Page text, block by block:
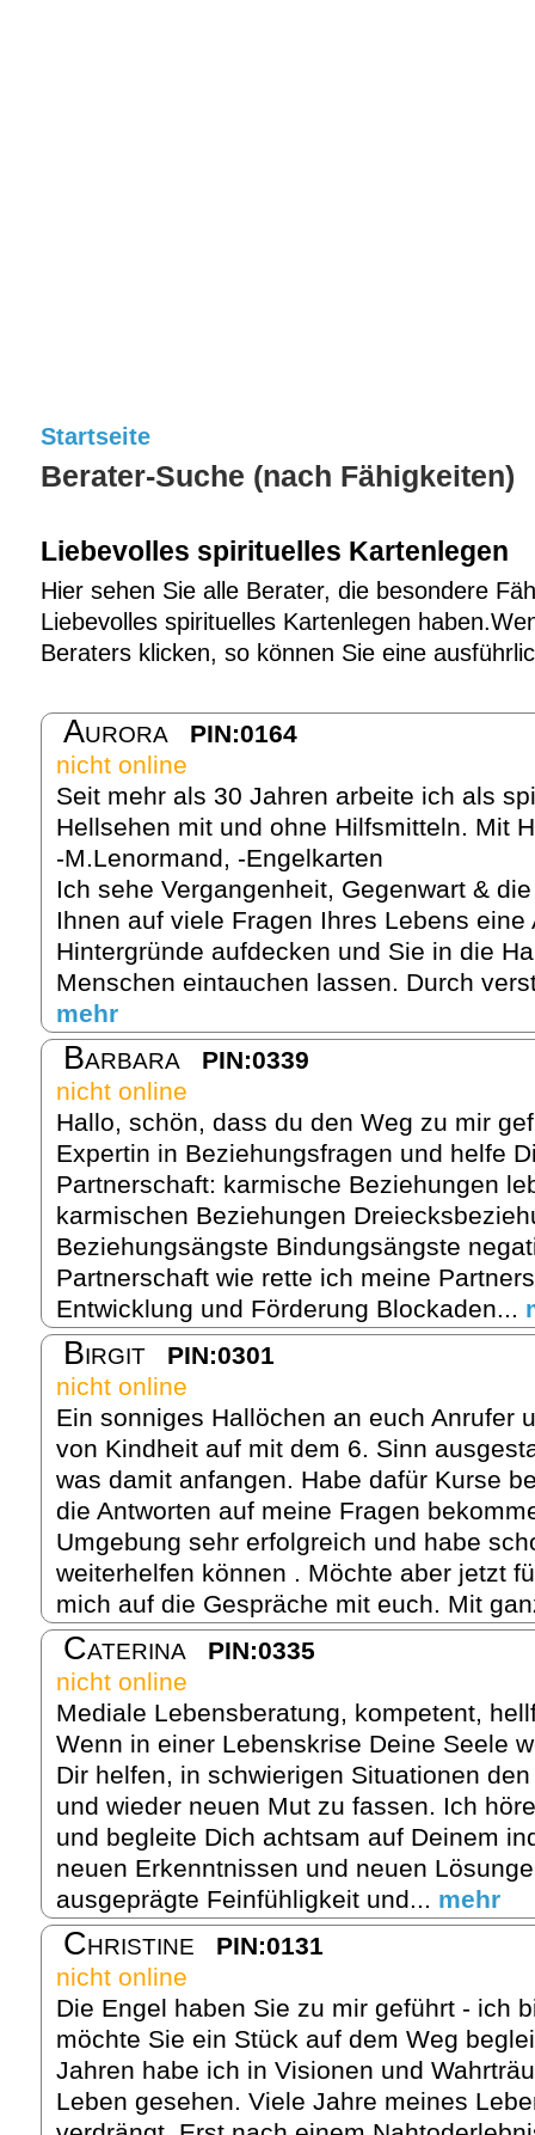
Startseite
Berater-Suche (nach Fähigkeiten)
Liebevolles spirituelles Kartenlegen
Hier sehen Sie alle Berater, die besondere
Liebevolles spirituelles Kartenlegen
Beraters klicken, so können Sie eine
Aurora
PIN:0164
nicht online
Seit mehr als 30 Jahren arbeite ich als
Hellsehen mit und ohne Hilfsmitteln. Mit
-M.Lenormand, -Engelkarten
Ich sehe Vergangenheit, Gegenwart &
Ihnen auf viele Fragen Ihres Lebens eine
Hintergründe aufdecken und Sie in die
Menschen eintauchen lassen. Durch
mehr
Barbara
PIN:0339
nicht online
Hallo, schön, dass du den Weg zu mir
Expertin in Beziehungsfragen und helfe
Partnerschaft: karmische Beziehungen
karmischen Beziehungen
Beziehungsängste Bindungsängste
Partnerschaft wie rette ich meine
Entwicklung und Förderung Blockaden...
Birgit
PIN:0301
nicht online
Ein sonniges Hallöchen an euch Anrufer
von Kindheit auf mit dem 6. Sinn
was damit anfangen. Habe dafür Kurse
die Antworten auf meine Fragen
Umgebung sehr erfolgreich und habe
weiterhelfen können . Möchte aber jetzt
mich auf die Gespräche mit euch. Mit
Caterina
PIN:0335
nicht online
Mediale Lebensberatung, kompetent,
Wenn in einer Lebenskrise Deine Seele
Dir helfen, in schwierigen Situationen
und wieder neuen Mut zu fassen. Ich
und begleite Dich achtsam auf Deinem
neuen Erkenntnissen und neuen
ausgeprägte Feinfühligkeit und... mehr
Christine
PIN:0131
nicht online
Die Engel haben Sie zu mir geführt - ich
möchte Sie ein Stück auf dem Weg
Jahren habe ich in Visionen und
Leben gesehen. Viele Jahre meines